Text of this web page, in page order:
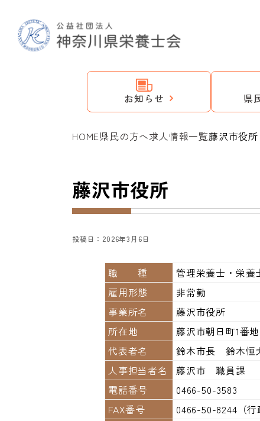
お知らせ 県
HOME県民の方へ求人情報一覧藤沢市役所
藤沢市役所
投稿日：2026年3月6日
職 種
管理栄養士・栄養
雇用形態
非常勤
事業所名
藤沢市役所
所在地
藤沢市朝日町1番地
代表者名
鈴木市長 鈴木恒
人事担当者名
藤沢市 職員課
電話番号
0466-50-3583
FAX番号
0466-50-8244（行